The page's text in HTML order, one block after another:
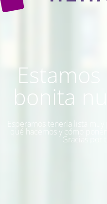
Estamos
bonita
Esperamos tenerla lista
qué hacemos y cómo
Gracias por